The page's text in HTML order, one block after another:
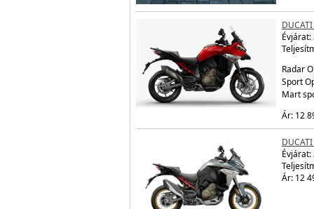
Évjárat:
Radar
Sport
Mart
Ár: 12
Évjárat:
Ár: 12